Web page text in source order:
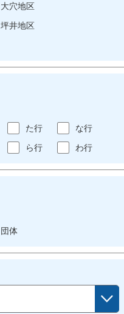
大穴地区
坪井地区
た行
な行
ら行 わ行
団体